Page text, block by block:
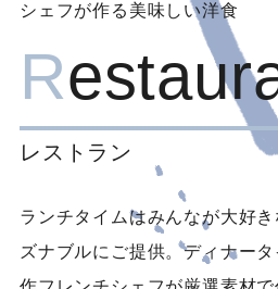
シェフが作る美味しい洋食
R
レストラン
ランチタイムはみんなが大好
ズナブルにご提供。ディナー